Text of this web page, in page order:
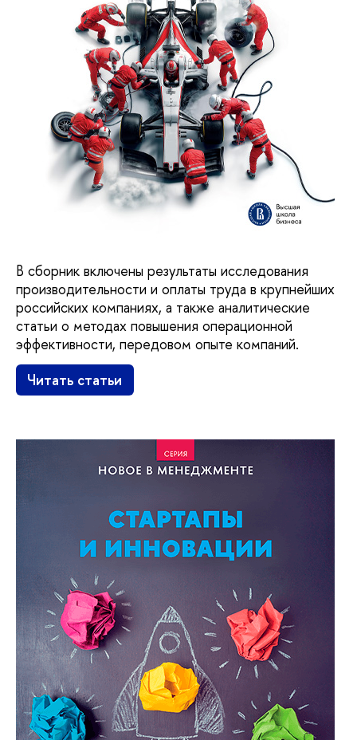
В сборник включены результаты исследования
производительности и оплаты труда в крупнейших
российских компаниях, а также аналитические
статьи о методах повышения операционной
эффективности, передовом опыте компаний.
Читать статьи